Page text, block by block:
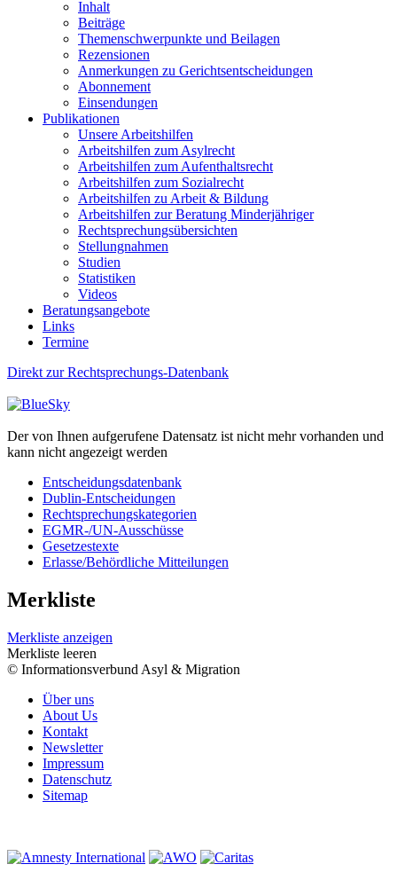
Inhalt
Beiträge
Themenschwerpunkte und Beilagen
Rezensionen
Anmerkungen zu Gerichtsentscheidungen
Abonnement
Einsendungen
Publikationen
Unsere Arbeitshilfen
Arbeitshilfen zum Asylrecht
Arbeitshilfen zum Aufenthaltsrecht
Arbeitshilfen zum Sozialrecht
Arbeitshilfen zu Arbeit & Bildung
Arbeitshilfen zur Beratung Minderjähriger
Rechtsprechungsübersichten
Stellungnahmen
Studien
Statistiken
Videos
Beratungsangebote
Links
Termine
Direkt zur Rechtsprechungs-Datenbank
Der von Ihnen aufgerufene Datensatz ist nicht mehr vorhanden und
kann nicht angezeigt werden
Entscheidungsdatenbank
Dublin-Entscheidungen
Rechtsprechungskategorien
EGMR-/UN-Ausschüsse
Gesetzestexte
Erlasse/Behördliche Mitteilungen
Merkliste
Merkliste anzeigen
Merkliste leeren
© Informationsverbund Asyl & Migration
Über uns
About Us
Kontakt
Newsletter
Impressum
Datenschutz
Sitemap